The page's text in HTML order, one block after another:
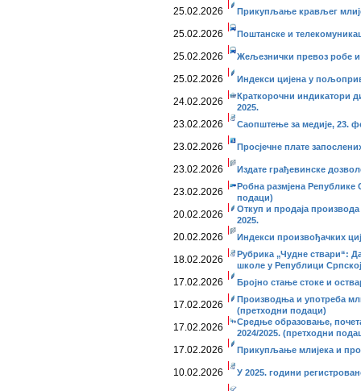
25.02.2026 Прикупљање крављег
25.02.2026 Поштанске и
25.02.2026 Жељезнички превоз робе и
25.02.2026 Индекси цијена у
24.02.2026
Краткорочни индикатори
2025.
23.02.2026 Саопштење за медије, 23.
23.02.2026 Просјечне плате
23.02.2026 Издате грађевинске
23.02.2026
Робна размјена Републике
подаци)
20.02.2026
Откуп и продаја
2025.
20.02.2026 Индекси произвођачких
18.02.2026
Рубрика „Чудне ствари“:
школе у Републици
17.02.2026 Бројно стање стоке и
17.02.2026
Производња и употреба
(претходни подаци)
17.02.2026
Средње образовање,
2024/2025. (претходни
17.02.2026 Прикупљање млијека и
10.02.2026 У 2025. години